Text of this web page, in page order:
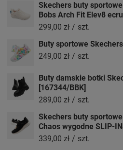
Skechers buty
Bobs Arch Fit Elev8 ecru
299,00 zł / szt.
Buty sportowe
249,00 zł / szt.
Buty damskie botki
[167344/BBK]
289,00 zł / szt.
Skechers buty
Chaos wygodne SLIP-
339,00 zł / szt.